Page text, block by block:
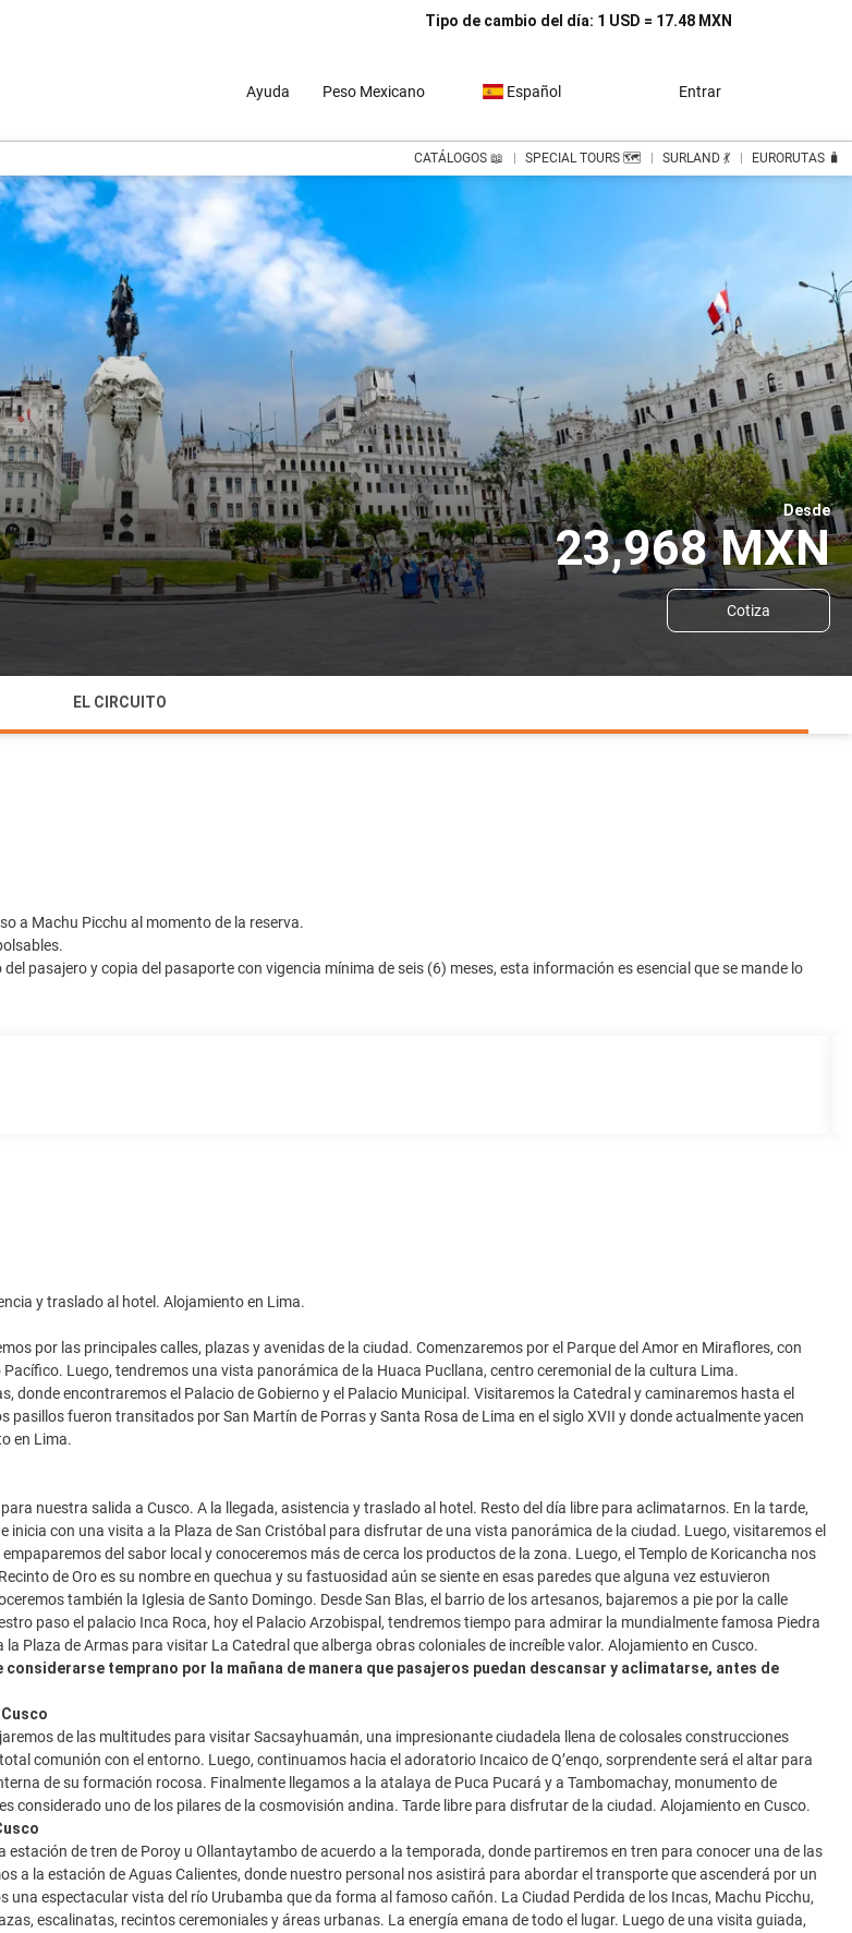
Tipo de cambio del día: 1 USD = 17.48 MXN
Ayuda Peso Mexicano Español Entrar
CATÁLOGOS 📖 SPECIAL TOURS 🗺️ SURLAND 💃 EURORUTAS 🧳
Desde
23,968 MXN
Cotiza
EL CIRCUITO
a Machu Picchu al momento de la reserva.
pasajero y copia del pasaporte con vigencia mínima de seis (6) meses, esta información es esencial que se mande lo
y traslado al hotel. Alojamiento en Lima.
por las principales calles, plazas y avenidas de la ciudad. Comenzaremos por el Parque del Amor en Miraflores, con
Luego, tendremos una vista panorámica de la Huaca Pucllana, centro ceremonial de la cultura Lima.
donde encontraremos el Palacio de Gobierno y el Palacio Municipal. Visitaremos la Catedral y caminaremos hasta el
pasillos fueron transitados por San Martín de Porras y Santa Rosa de Lima en el siglo XVII y donde actualmente yacen
en Lima.
nuestra salida a Cusco. A la llegada, asistencia y traslado al hotel. Resto del día libre para aclimatarnos. En la tarde,
inicia con una visita a la Plaza de San Cristóbal para disfrutar de una vista panorámica de la ciudad. Luego, visitaremos el
del sabor local y conoceremos más de cerca los productos de la zona. Luego, el Templo de Koricancha nos
de Oro es su nombre en quechua y su fastuosidad aún se siente en esas paredes que alguna vez estuvieron
también la Iglesia de Santo Domingo. Desde San Blas, el barrio de los artesanos, bajaremos a pie por la calle
paso el palacio Inca Roca, hoy el Palacio Arzobispal, tendremos tiempo para admirar la mundialmente famosa Piedra
la Plaza de Armas para visitar La Catedral que alberga obras coloniales de increíble valor. Alojamiento en Cusco.
considerarse temprano por la mañana de manera que pasajeros puedan descansar y aclimatarse, antes de
de las multitudes para visitar Sacsayhuamán, una impresionante ciudadela llena de colosales construcciones
comunión con el entorno. Luego, continuamos hacia el adoratorio Incaico de Q’enqo, sorprendente será el altar para
de su formación rocosa. Finalmente llegamos a la atalaya de Puca Pucará y a Tambomachay, monumento de
considerado uno de los pilares de la cosmovisión andina. Tarde libre para disfrutar de la ciudad. Alojamiento en Cusco.
estación de tren de Poroy u Ollantaytambo de acuerdo a la temporada, donde partiremos en tren para conocer una de las
a la estación de Aguas Calientes, donde nuestro personal nos asistirá para abordar el transporte que ascenderá por un
espectacular vista del río Urubamba que da forma al famoso cañón. La Ciudad Perdida de los Incas, Machu Picchu,
escalinatas, recintos ceremoniales y áreas urbanas. La energía emana de todo el lugar. Luego de una visita guiada,